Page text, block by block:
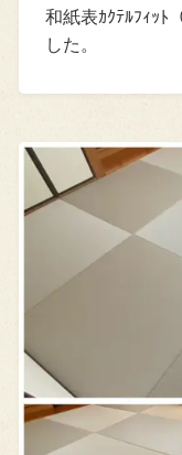
和紙表ｶｸﾃﾙﾌｨｯﾄ
した。